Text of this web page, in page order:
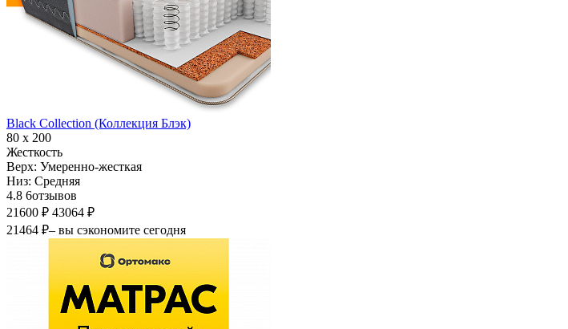
Black Collection (Коллекция Блэк)
80 х 200
Жесткость
Верх: Умеренно-жесткая
Низ: Средняя
4.8 6отзывов
21600 ₽ 43064 ₽
21464 ₽– вы сэкономите сегодня